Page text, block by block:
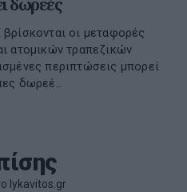
δωρεές
οι μεταφορές
ατομικών τραπεζικών
περιπτώσεις μπορεί
δωρεέ...
lykavitos.gr